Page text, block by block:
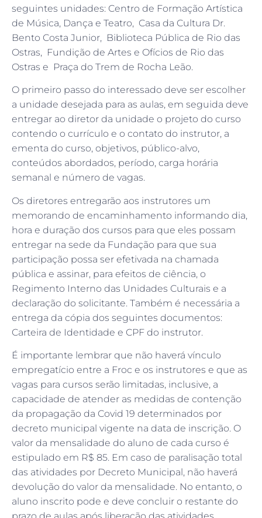
seguintes unidades: Centro de Formação Artística
de Música, Dança e Teatro, Casa da Cultura Dr.
Bento Costa Junior, Biblioteca Pública de Rio das
Ostras, Fundição de Artes e Ofícios de Rio das
Ostras e Praça do Trem de Rocha Leão.
O primeiro passo do interessado deve ser escolher
a unidade desejada para as aulas, em seguida deve
entregar ao diretor da unidade o projeto do curso
contendo o currículo e o contato do instrutor, a
ementa do curso, objetivos, público-alvo,
conteúdos abordados, período, carga horária
semanal e número de vagas.
Os diretores entregarão aos instrutores um
memorando de encaminhamento informando dia,
hora e duração dos cursos para que eles possam
entregar na sede da Fundação para que sua
participação possa ser efetivada na chamada
pública e assinar, para efeitos de ciência, o
Regimento Interno das Unidades Culturais e a
declaração do solicitante. Também é necessária a
entrega da cópia dos seguintes documentos:
Carteira de Identidade e CPF do instrutor.
É importante lembrar que não haverá vínculo
empregatício entre a Froc e os instrutores e que as
vagas para cursos serão limitadas, inclusive, a
capacidade de atender as medidas de contenção
da propagação da Covid 19 determinados por
decreto municipal vigente na data de inscrição. O
valor da mensalidade do aluno de cada curso é
estipulado em R$ 85. Em caso de paralisação total
das atividades por Decreto Municipal, não haverá
devolução do valor da mensalidade. No entanto, o
aluno inscrito pode e deve concluir o restante do